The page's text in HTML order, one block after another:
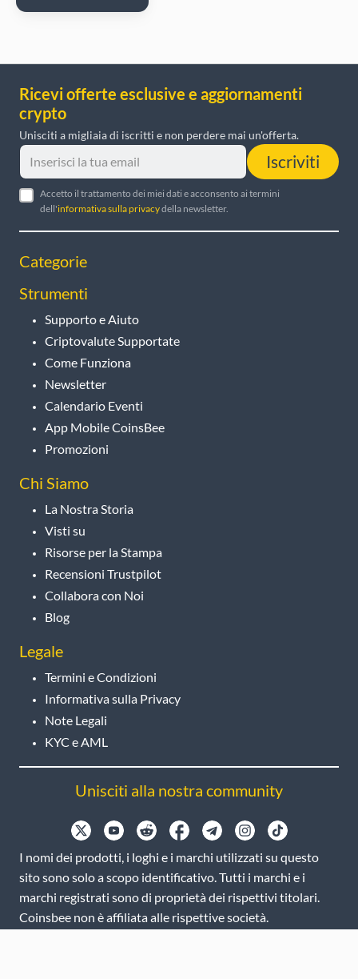
Ricevi offerte esclusive e aggiornamenti
crypto
Unisciti a migliaia di iscritti e non perdere mai un'offerta.
Iscriviti
Accetto il trattamento dei miei dati e acconsento ai termini
dell'informativa sulla privacydella newsletter.
Categorie
Strumenti
Supporto e Aiuto
Criptovalute Supportate
Come Funziona
Newsletter
Calendario Eventi
App Mobile CoinsBee
Promozioni
Chi Siamo
La Nostra Storia
Visti su
Risorse per la Stampa
Recensioni Trustpilot
Collabora con Noi
Blog
Legale
Termini e Condizioni
Informativa sulla Privacy
Note Legali
KYC e AML
Unisciti alla nostra community
I nomi dei prodotti, i loghi e i marchi utilizzati su questo
sito sono solo a scopo identificativo. Tutti i marchi e i
marchi registrati sono di proprietà dei rispettivi titolari.
Coinsbee non è affiliata alle rispettive società.